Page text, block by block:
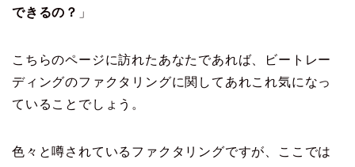
できるの？ 」
こちらのページに訪れたあなたであれば、ビートレー
ディングのファクタリングに関してあれこれ気になっ
ていることでしょう。
色々と噂されているファクタリングですが、ここでは